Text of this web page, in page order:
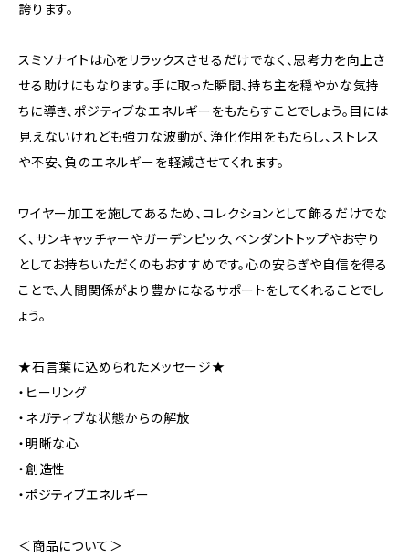
誇ります。
スミソナイトは心をリラックスさせるだけでなく、思考力を向上さ
せる助けにもなります。手に取った瞬間、持ち主を穏やかな気持
ちに導き、ポジティブなエネルギーをもたらすことでしょう。目には
見えないけれども強力な波動が、浄化作用をもたらし、ストレス
や不安、負のエネルギーを軽減させてくれます。
ワイヤー加工を施してあるため、コレクションとして飾るだけでな
く、サンキャッチャーやガーデンピック、ペンダントトップやお守り
としてお持ちいただくのもおすすめです。心の安らぎや自信を得る
ことで、人間関係がより豊かになるサポートをしてくれることでし
ょう。
★石言葉に込められたメッセージ★
・ヒーリング
・ネガティブな状態からの解放
・明晰な心
・創造性
・ポジティブエネルギー
＜商品について＞